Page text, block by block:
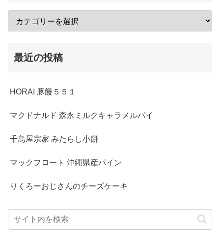
最近の投稿
HORAI 豚饅５５１
マクドナルド 森永ミルクキャラメルパイ
千鳥屋宗家 みたらし小餅
マックフロート 沖縄県産パイン
りくろーおじさんのチーズケーキ